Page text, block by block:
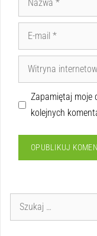
Zapamiętaj moje
kolejnych